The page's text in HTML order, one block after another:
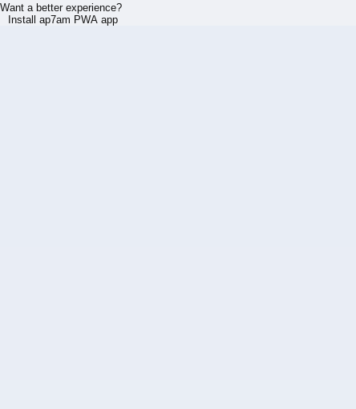
Want a better experience?
Install ap7am PWA app